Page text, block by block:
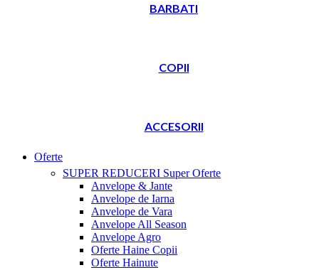
BARBATI
COPII
ACCESORII
Oferte
SUPER REDUCERI Super Oferte
Anvelope & Jante
Anvelope de Iarna
Anvelope de Vara
Anvelope All Season
Anvelope Agro
Oferte Haine Copii
Oferte Hainute